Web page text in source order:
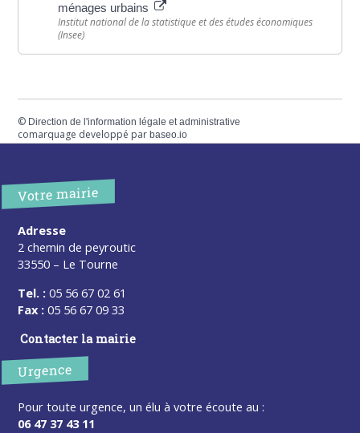
ménages urbains
Institut national de la statistique et des études économiques
(Insee)
© Direction de l'information légale et administrative
comarquage developpé parbaseo.io
Votre mairie
Adresse
2 chemin de peyroutic
33550 – Le Tourne
Tel. : 05 56 67 02 61
Fax : 05 56 67 09 33
Contacter la mairie
Urgence
Pour toute urgence, un élu à votre écoute au :
06 47 37 43 11